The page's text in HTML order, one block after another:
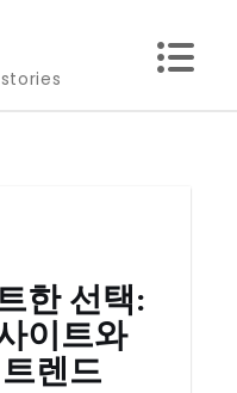
한 선택:
이트와
트렌드